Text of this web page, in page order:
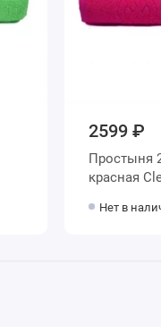
2599 ₽
Простыня 200х220 махра 360 г/м2
Нет в